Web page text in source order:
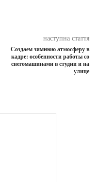
наступна стаття
Создаем зимнюю атмосферу в
кадре: особенности работы со
снегомашинами в студии и на
улице